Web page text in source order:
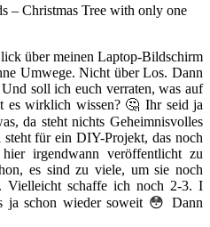
über meinen Laptop-Bildschirm
Umwege. Nicht über Los. Dann
soll ich euch verraten, was auf
es wirklich wissen? 🤔 Ihr seid ja
da steht nichts Geheimnisvolles
für ein DIY-Projekt, das noch
irgendwann veröffentlicht zu
es sind zu viele, um sie noch
Vielleicht schaffe ich noch 2-3. I
ja schon wieder soweit 😳 Dann